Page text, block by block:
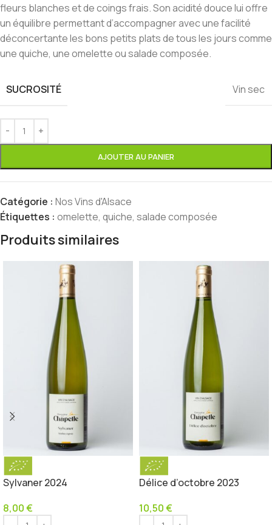
fleurs blanches et de coings frais. Son acidité douce lui offre
un équilibre permettant d’accompagner avec une facilité
déconcertante les bons petits plats de tous les jours comme
une quiche, une omelette ou salade composée.
SUCROSITÉ Vin sec
AJOUTER AU PANIER
Catégorie : Nos Vins d'Alsace
Étiquettes : omelette, quiche, salade composée
Produits similaires
Sylvaner 2024
8,00€
Délice d’octobre 2023
10,50€